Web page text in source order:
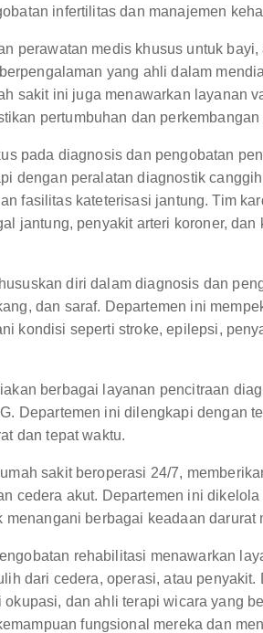
infertilitas dan manajemen
perawatan medis khusus untuk
yang ahli dalam
sakit ini juga menawarkan layanan
pertumbuhan dan
pada diagnosis dan pengobatan
dengan peralatan diagnostik
fasilitas kateterisasi jantung. Tim
jantung, penyakit arteri koroner,
diri dalam diagnosis dan
dan saraf. Departemen ini
kondisi seperti stroke, epilepsi,
berbagai layanan pencitraan
Departemen ini dilengkapi dengan
dan tepat waktu.
sakit beroperasi 24/7,
cedera akut. Departemen ini
berbagai keadaan darurat
rehabilitasi menawarkan
dari cedera, operasi, atau penyakit.
dan ahli terapi wicara yang
fungsional mereka dan